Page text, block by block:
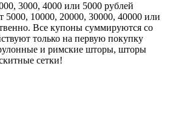
3000, 4000 или 5000 рублей
5000, 10000, 20000, 30000, 40000 или
Все купоны суммируются со
только на первую покупку
и римские шторы, шторы
сетки!